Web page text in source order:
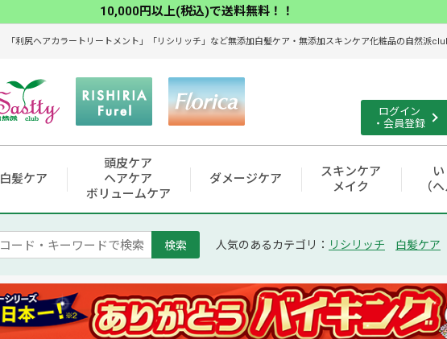
10,000円以上(税込)で送料無料！！
「利尻ヘアカラートリートメント」「リシリッチ」など無添加白髪ケア・無添加スキンケア化粧品の自然派
ログイン
・会員登録
白髪ケア
頭皮ケア
ヘアケア
ボリュームケア
ダメージケア
スキンケア
メイク
（
検索 人気のあるカテゴリ： リシリッチ 白髪ケア